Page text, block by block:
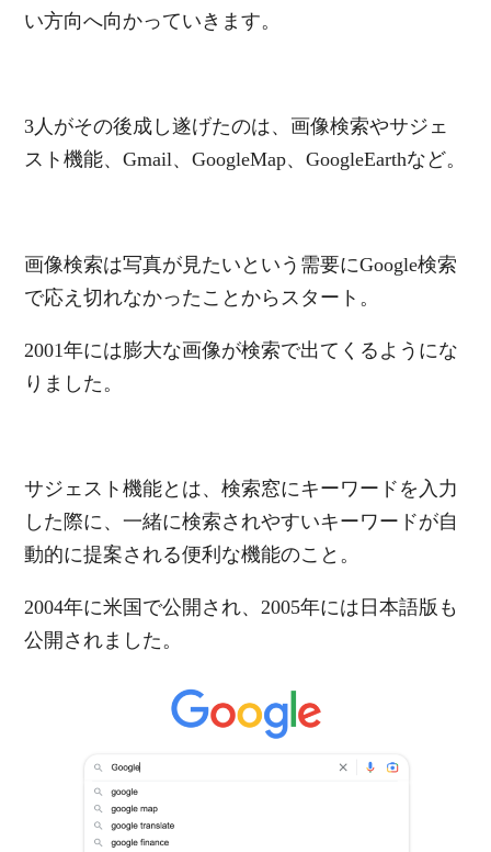
い方向へ向かっていきます。
3人がその後成し遂げたのは、画像検索やサジェ
スト機能、Gmail、GoogleMap、GoogleEarthなど。
画像検索は写真が見たいという需要にGoogle検索
で応え切れなかったことからスタート。
2001年には膨大な画像が検索で出てくるようにな
りました。
サジェスト機能とは、検索窓にキーワードを入力
した際に、一緒に検索されやすいキーワードが自
動的に提案される便利な機能のこと。
2004年に米国で公開され、2005年には日本語版も
公開されました。